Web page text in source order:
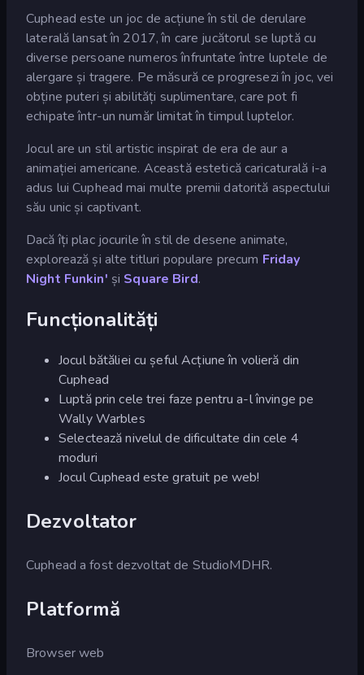
Cuphead este un joc de acțiune în stil de derulare
laterală lansat în 2017, în care jucătorul se luptă cu
diverse persoane numeros înfruntate între luptele de
alergare și tragere. Pe măsură ce progresezi în joc, vei
obține puteri și abilități suplimentare, care pot fi
echipate într-un număr limitat în timpul luptelor.
Jocul are un stil artistic inspirat de era de aur a
animației americane. Această estetică caricaturală i-a
adus lui Cuphead mai multe premii datorită aspectului
său unic și captivant.
Dacă îți plac jocurile în stil de desene animate,
explorează și alte titluri populare precum Friday
Night Funkin' și Square Bird.
Funcționalități
Jocul bătăliei cu șeful Acțiune în volieră din
Cuphead
Luptă prin cele trei faze pentru a-l învinge pe
Wally Warbles
Selectează nivelul de dificultate din cele 4
moduri
Jocul Cuphead este gratuit pe web!
Dezvoltator
Cuphead a fost dezvoltat de StudioMDHR.
Platformă
Browser web